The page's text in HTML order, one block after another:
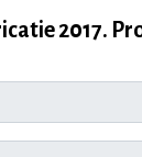
2017.